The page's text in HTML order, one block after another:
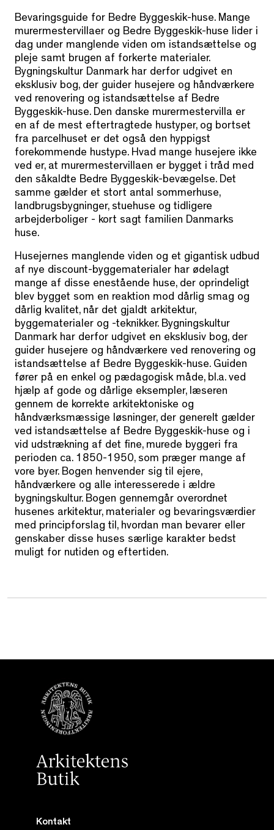
Bevaringsguide for Bedre Byggeskik-huse. Mange
murermestervillaer og Bedre Byggeskik-huse lider i
dag under manglende viden om istandsættelse og
pleje samt brugen af forkerte materialer.
Bygningskultur Danmark har derfor udgivet en
eksklusiv bog, der guider husejere og håndværkere
ved renovering og istandsættelse af Bedre
Byggeskik-huse. Den danske murermestervilla er
en af de mest eftertragtede hustyper, og bortset
fra parcelhuset er det også den hyppigst
forekommende hustype. Hvad mange husejere ikke
ved er, at murermestervillaen er bygget i tråd med
den såkaldte Bedre Byggeskik-bevægelse. Det
samme gælder et stort antal sommerhuse,
landbrugsbygninger, stuehuse og tidligere
arbejderboliger - kort sagt familien Danmarks
huse.
Husejernes manglende viden og et gigantisk udbud
af nye discount-byggematerialer har ødelagt
mange af disse enestående huse, der oprindeligt
blev bygget som en reaktion mod dårlig smag og
dårlig kvalitet, når det gjaldt arkitektur,
byggematerialer og -teknikker. Bygningskultur
Danmark har derfor udgivet en eksklusiv bog, der
guider husejere og håndværkere ved renovering og
istandsættelse af Bedre Byggeskik-huse. Guiden
fører på en enkel og pædagogisk måde, bl.a. ved
hjælp af gode og dårlige eksempler, læseren
gennem de korrekte arkitektoniske og
håndværksmæssige løsninger, der generelt gælder
ved istandsættelse af Bedre Byggeskik-huse og i
vid udstrækning af det fine, murede byggeri fra
perioden ca. 1850-1950, som præger mange af
vore byer. Bogen henvender sig til ejere,
håndværkere og alle interesserede i ældre
bygningskultur. Bogen gennemgår overordnet
husenes arkitektur, materialer og bevaringsværdier
med principforslag til, hvordan man bevarer eller
genskaber disse huses særlige karakter bedst
muligt for nutiden og eftertiden.
Kontakt